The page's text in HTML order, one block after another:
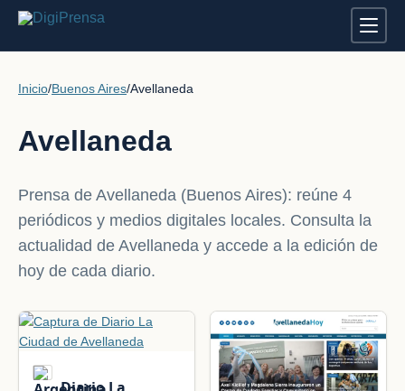
Inicio/Buenos Aires/Avellaneda
Avellaneda
Prensa de Avellaneda (Buenos Aires): reúne 4
periódicos y medios digitales locales. Consulta la
actualidad de Avellaneda y accede a la edición de
hoy de cada diario.